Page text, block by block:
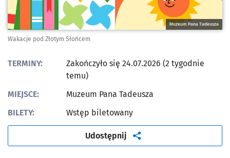
Muzeum Pana Tadeusza
Wakacje pod Złotym Słońcem
TERMINY:
Zakończyło się 24.07.2026 (2 tygodnie
temu)
MIEJSCE:
Muzeum Pana Tadeusza
BILETY:
Wstęp biletowany
Udostępnij artykuł